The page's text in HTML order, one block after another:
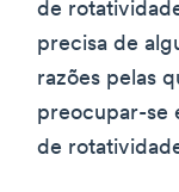
de
precisa de
razões pelas
preocupar-se
de